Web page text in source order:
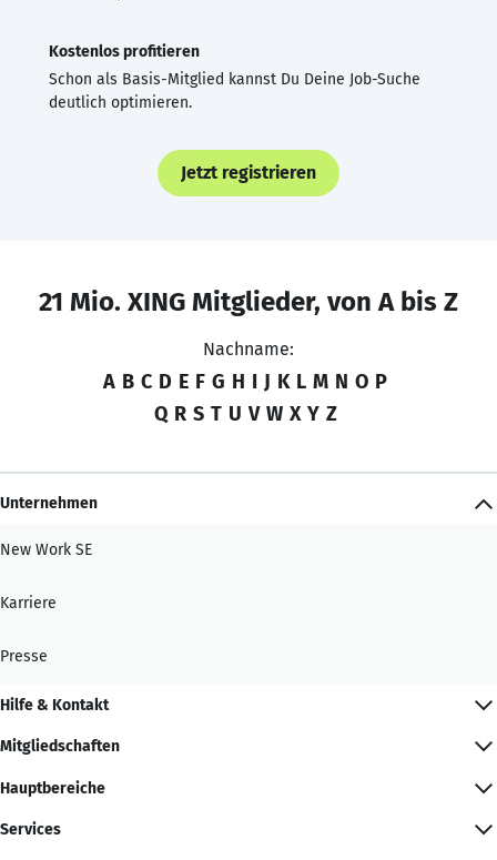
Kostenlos profitieren
Schon als Basis-Mitglied kannst Du Deine Job-Suche
deutlich optimieren.
Jetzt registrieren
21 Mio. XING Mitglieder, von A bis Z
Nachname:
A B C D E F G H I J K L M N O P
Q R S T U V W X Y Z
Unternehmen
New Work SE
Karriere
Presse
Hilfe & Kontakt
Mitgliedschaften
Hauptbereiche
Services